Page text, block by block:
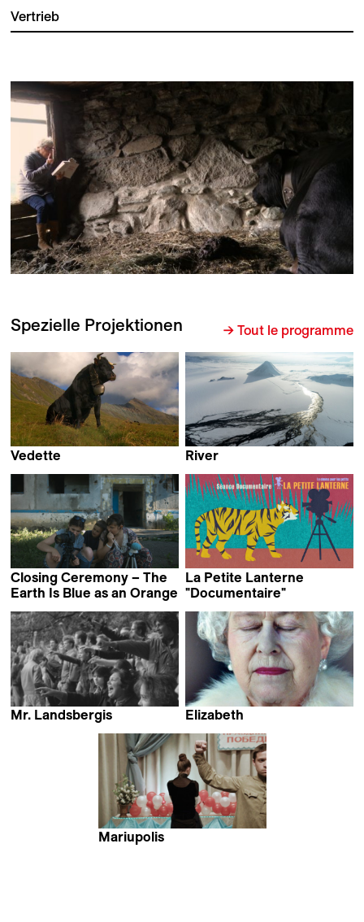
Vertrieb
Spezielle Projektionen → Tout le programme
Vedette
Patrice Chagnard
River
Closing Ceremony – The
Earth Is Blue as an Orange
La Petite Lanterne
"Documentaire"
Mr. Landsbergis
Elizabeth
Mariupolis